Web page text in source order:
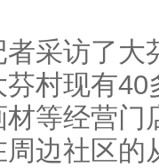
者采访了大
芬村现有
材等经营门
周边社区的